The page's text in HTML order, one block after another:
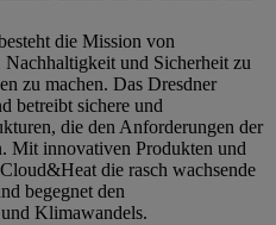
die Mission von
und Sicherheit zu
zu machen. Das Dresdner
betreibt sichere und
die den Anforderungen der
Mit innovativen Produkten und
die rasch wachsende
begegnet den
Klimawandels.